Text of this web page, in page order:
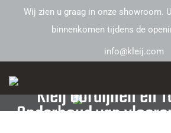
Wij zien u graag in onze showroom.
binnenkomen tijdens de
info@kleij.com
Kleij Gordijnen en
Onderhoud van